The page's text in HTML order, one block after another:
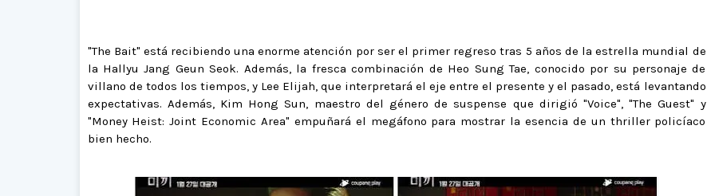
"The Bait" está recibiendo una enorme atención por ser el primer regreso tras 5 años de la estrella mundial de
la Hallyu Jang Geun Seok. Además, la fresca combinación de Heo Sung Tae, conocido por su personaje de
villano de todos los tiempos, y Lee Elijah, que interpretará el eje entre el presente y el pasado, está levantando
expectativas. Además, Kim Hong Sun, maestro del género de suspense que dirigió "Voice", "The Guest" y
"Money Heist: Joint Economic Area" empuñará el megáfono para mostrar la esencia de un thriller policíaco
bien hecho.